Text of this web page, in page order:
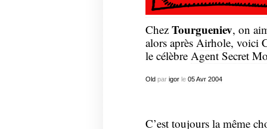
Chez Tourgueniev, on
alors après Airhole, voici
le célèbre Agent Secret
Old par igorle 05 Avr 2004
C’est toujours la même